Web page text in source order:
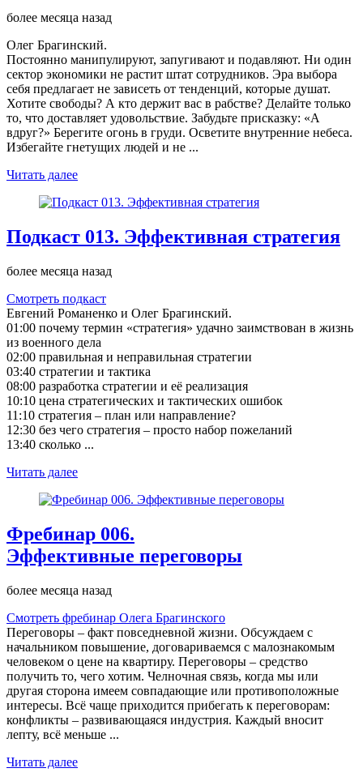
более месяца назад
Олег Брагинский.
Постоянно манипулируют, запугивают и подавляют. Ни один
сектор экономики не растит штат сотрудников. Эра выбора
себя предлагает не зависеть от тенденций, которые душат.
Хотите свободы? А кто держит вас в рабстве? Делайте только
то, что доставляет удовольствие. Забудьте присказку: «А
вдруг?» Берегите огонь в груди. Осветите внутренние небеса.
Избегайте гнетущих людей и не ...
Читать далее
Подкаст 013. Эффективная стратегия
более месяца назад
Смотреть подкаст
Евгений Романенко и Олег Брагинский.
01:00 почему термин «стратегия» удачно заимствован в жизнь
из военного дела
02:00 правильная и неправильная стратегии
03:40 стратегии и тактика
08:00 разработка стратегии и её реализация
10:10 цена стратегических и тактических ошибок
11:10 стратегия – план или направление?
12:30 без чего стратегия – просто набор пожеланий
13:40 сколько ...
Читать далее
Фребинар 006.
Эффективные переговоры
более месяца назад
Смотреть фребинар Олега Брагинского
Переговоры – факт повседневной жизни. Обсуждаем с
начальником повышение, договариваемся с малознакомым
человеком о цене на квартиру. Переговоры – средство
получить то, чего хотим. Челночная связь, когда мы или
другая сторона имеем совпадающие или противоположные
интересы. Всё чаще приходится прибегать к переговорам:
конфликты – развивающаяся индустрия. Каждый вносит
лепту, всё меньше ...
Читать далее